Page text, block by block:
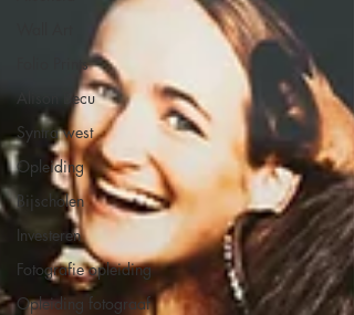
Folio Prints
Alison Becu
Syntra west
Opleiding
Bijscholen
Investeren
Fotografie opleiding
Opleiding fotograaf